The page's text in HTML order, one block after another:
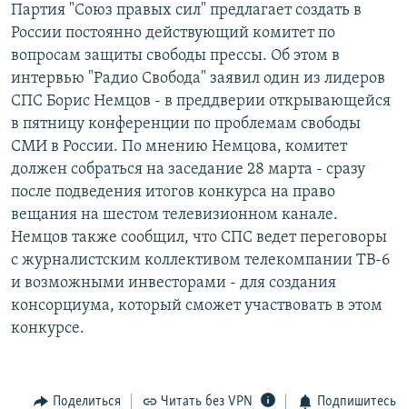
РАСПИСАНИЕ ВЕЩАНИЯ
ПОДПИШИТЕСЬ НА РАССЫЛКУ
СОЦИАЛЬНЫЕ СЕТИ
Все сайты РСЕ/РС
Партия "Союз правых сил" предлагает создать в
России постоянно действующий комитет по
вопросам защиты свободы прессы. Об этом в
интервью "Радио Свобода" заявил один из лидеров
СПС Борис Немцов - в преддверии открывающейся
в пятницу конференции по проблемам свободы
СМИ в России. По мнению Немцова, комитет
должен собраться на заседание 28 марта - сразу
после подведения итогов конкурса на право
вещания на шестом телевизионном канале.
Немцов также сообщил, что СПС ведет переговоры
с журналистским коллективом телекомпании ТВ-6
и возможными инвесторами - для создания
консорциума, который сможет участвовать в этом
конкурсе.
Поделиться Читать без VPN Подпишитесь